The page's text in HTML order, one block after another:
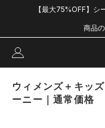
【最大75%OFF】シ
商品
ウィメンズ＋キッ
ーニー｜通常価格